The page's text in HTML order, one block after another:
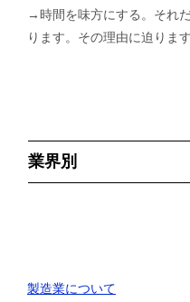
→時間を味方にする。それ
ります。その理由に迫ります
業界別
製造業について